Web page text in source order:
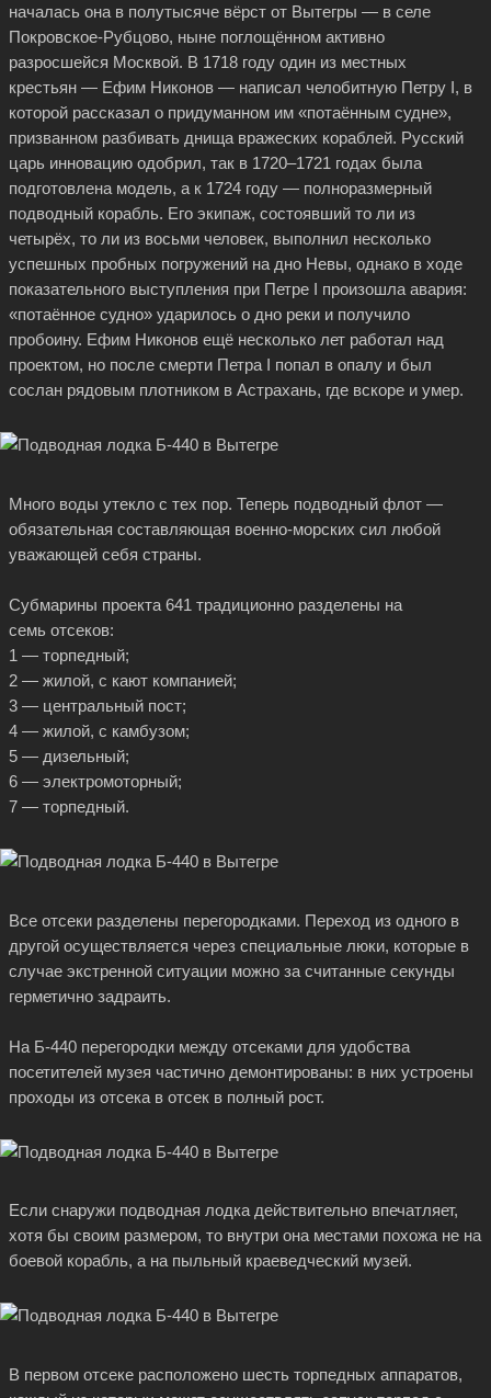
началась она в полутысяче вёрст от Вытегры — в селе
Покровское-Рубцово, ныне поглощённом активно
разросшейся Москвой. В 1718 году один из местных
крестьян — Ефим Никонов — написал челобитную Петру I, в
которой рассказал о придуманном им «потаённым судне»,
призванном разбивать днища вражеских кораблей. Русский
царь инновацию одобрил, так в 1720–1721 годах была
подготовлена модель, а к 1724 году — полноразмерный
подводный корабль. Его экипаж, состоявший то ли из
четырёх, то ли из восьми человек, выполнил несколько
успешных пробных погружений на дно Невы, однако в ходе
показательного выступления при Петре I произошла авария:
«потаённое судно» ударилось о дно реки и получило
пробоину. Ефим Никонов ещё несколько лет работал над
проектом, но после смерти Петра I попал в опалу и был
сослан рядовым плотником в Астрахань, где вскоре и умер.
Много воды утекло с тех пор. Теперь подводный флот —
обязательная составляющая военно-морских сил любой
уважающей себя страны.
Субмарины проекта 641 традиционно разделены на
семь отсеков:
1 — торпедный;
2 — жилой, с кают компанией;
3 — центральный пост;
4 — жилой, с камбузом;
5 — дизельный;
6 — электромоторный;
7 — торпедный.
Все отсеки разделены перегородками. Переход из одного в
другой осуществляется через специальные люки, которые в
случае экстренной ситуации можно за считанные секунды
герметично задраить.
На Б-440 перегородки между отсеками для удобства
посетителей музея частично демонтированы: в них устроены
проходы из отсека в отсек в полный рост.
Если снаружи подводная лодка действительно впечатляет,
хотя бы своим размером, то внутри она местами похожа не на
боевой корабль, а на пыльный краеведческий музей.
В первом отсеке расположено шесть торпедных аппаратов,